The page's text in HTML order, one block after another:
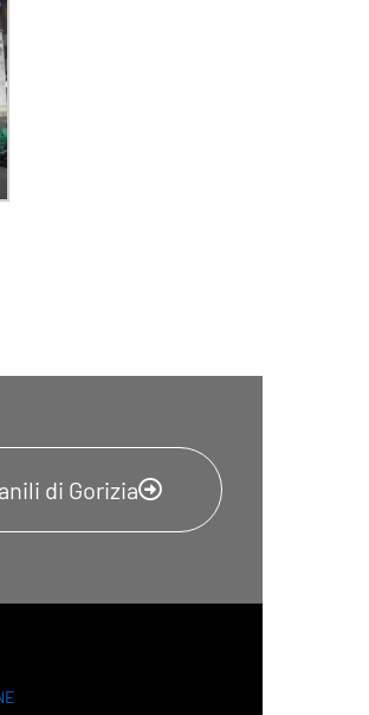
di Gorizia